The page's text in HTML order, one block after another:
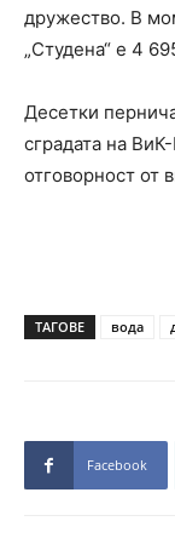
дружество. В
„Студена“ е 4
Десетки
сградата на
отговорност от
ТАГОВЕ вода
Facebook